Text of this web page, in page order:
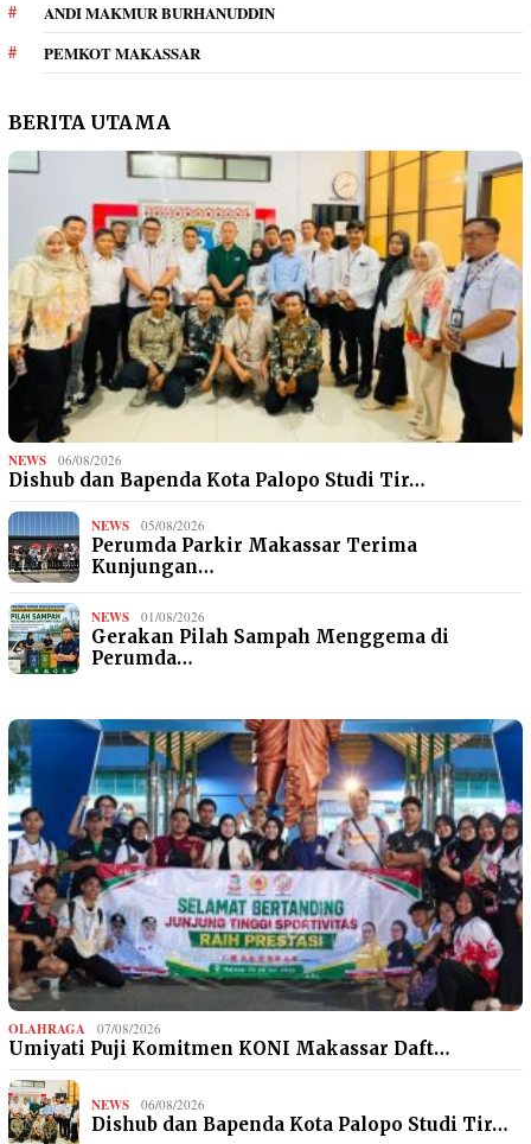
ANDI MAKMUR BURHANUDDIN
PEMKOT MAKASSAR
BERITA UTAMA
NEWS 06/08/2026
Dishub dan Bapenda Kota Palopo Studi Tir…
NEWS 05/08/2026
Perumda Parkir Makassar Terima
Kunjungan…
NEWS 01/08/2026
Gerakan Pilah Sampah Menggema di
Perumda…
OLAHRAGA 07/08/2026
Umiyati Puji Komitmen KONI Makassar Daft…
NEWS 06/08/2026
Dishub dan Bapenda Kota Palopo Studi Tir…